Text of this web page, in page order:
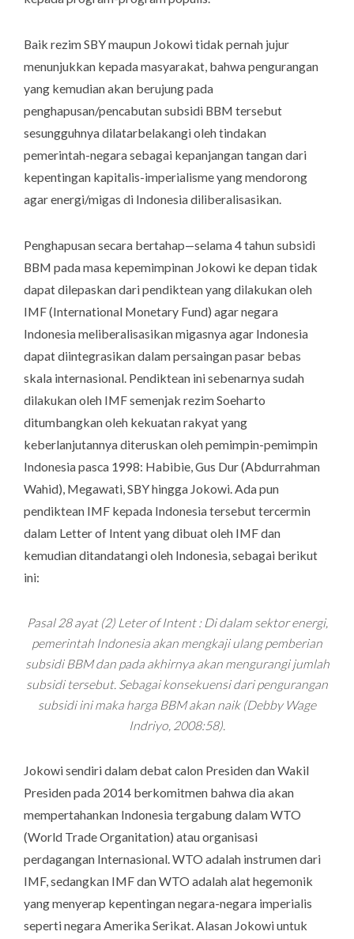
Baik rezim SBY maupun Jokowi tidak pernah jujur
menunjukkan kepada masyarakat, bahwa pengurangan
yang kemudian akan berujung pada
penghapusan/pencabutan subsidi BBM tersebut
sesungguhnya dilatarbelakangi oleh tindakan
pemerintah-negara sebagai kepanjangan tangan dari
kepentingan kapitalis-imperialisme yang mendorong
agar energi/migas di Indonesia diliberalisasikan.
Penghapusan secara bertahap—selama 4 tahun subsidi
BBM pada masa kepemimpinan Jokowi ke depan tidak
dapat dilepaskan dari pendiktean yang dilakukan oleh
IMF (International Monetary Fund) agar negara
Indonesia meliberalisasikan migasnya agar Indonesia
dapat diintegrasikan dalam persaingan pasar bebas
skala internasional. Pendiktean ini sebenarnya sudah
dilakukan oleh IMF semenjak rezim Soeharto
ditumbangkan oleh kekuatan rakyat yang
keberlanjutannya diteruskan oleh pemimpin-pemimpin
Indonesia pasca 1998: Habibie, Gus Dur (Abdurrahman
Wahid), Megawati, SBY hingga Jokowi. Ada pun
pendiktean IMF kepada Indonesia tersebut tercermin
dalam Letter of Intent yang dibuat oleh IMF dan
kemudian ditandatangi oleh Indonesia, sebagai berikut
ini:
Pasal 28 ayat (2) Leter of Intent : Di dalam sektor energi,
pemerintah Indonesia akan mengkaji ulang pemberian
subsidi BBM dan pada akhirnya akan mengurangi jumlah
subsidi tersebut. Sebagai konsekuensi dari pengurangan
subsidi ini maka harga BBM akan naik (Debby Wage
Indriyo, 2008:58).
Jokowi sendiri dalam debat calon Presiden dan Wakil
Presiden pada 2014 berkomitmen bahwa dia akan
mempertahankan Indonesia tergabung dalam WTO
(World Trade Organitation) atau organisasi
perdagangan Internasional. WTO adalah instrumen dari
IMF, sedangkan IMF dan WTO adalah alat hegemonik
yang menyerap kepentingan negara-negara imperialis
seperti negara Amerika Serikat. Alasan Jokowi untuk